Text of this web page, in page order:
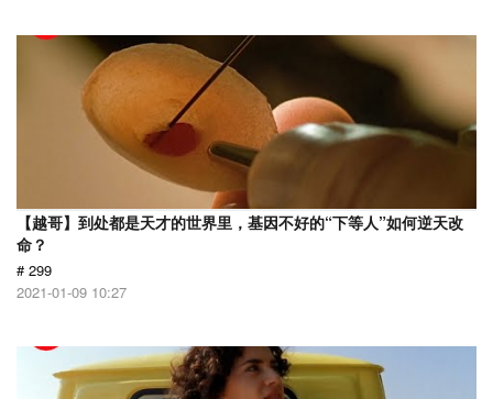
【越哥】到处都是天才的世界里，基因不好的“下等人”如何逆天改
命？
# 299
2021-01-09 10:27